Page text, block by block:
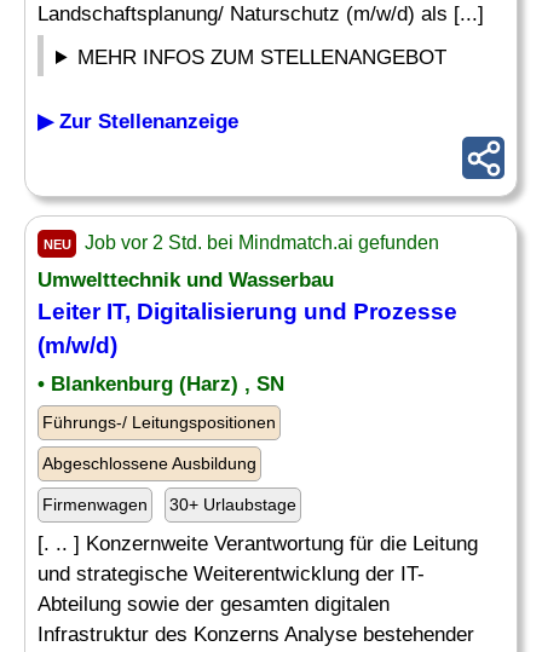
Landschaftsplanung/ Naturschutz (m/w/d) als [...]
MEHR INFOS ZUM STELLENANGEBOT
▶ Zur Stellenanzeige
NEU Job vor 2 Std. bei Mindmatch.ai gefunden
Umwelttechnik und Wasserbau
LeiterIT, Digitalisierung und Prozesse
(m/w/d)
• Blankenburg (Harz) , SN
Führungs-/ Leitungspositionen
Abgeschlossene Ausbildung
Firmenwagen 30+ Urlaubstage
[. .. ] Konzernweite Verantwortung für die Leitung
und strategische Weiterentwicklung der IT-
Abteilung sowie der gesamten digitalen
Infrastruktur des Konzerns Analyse bestehender